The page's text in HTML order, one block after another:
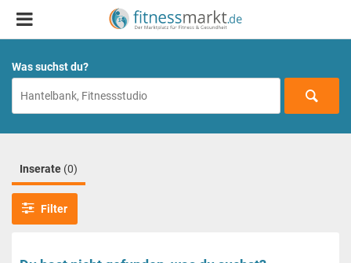
Was suchst du?
Inserate (0)
Filter